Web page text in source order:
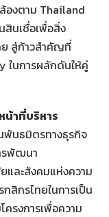
องตาม Thailand
สินเชื่อเพื่อสิ่ง
ย สู่ก้าวสำคัญที่
ในการผลักดันให้คู่
น้าที่บริหาร
พันธมิตรทางธุรกิจ
รพัฒนา
และสังคมแห่งความ
สิกรไทยในการเป็น
รงการเพื่อความ